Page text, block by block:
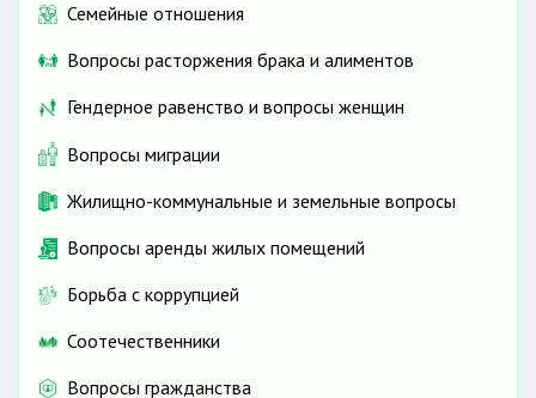
Семейные отношения
Вопросы расторжения брака и алиментов
Гендерное равенство и вопросы женщин
Вопросы миграции
Жилищно-коммунальные и земельные вопросы
Вопросы аренды жилых помещений
Борьба с коррупцией
Соотечественники
Вопросы гражданства